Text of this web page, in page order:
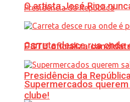
PSTU oficializa
Presidência da
O artista José Rico
Carreta desce rua
Supermercados
clube!